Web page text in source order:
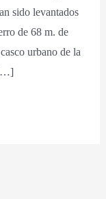
sido levantados
de 68 m. de
urbano de la
[…]